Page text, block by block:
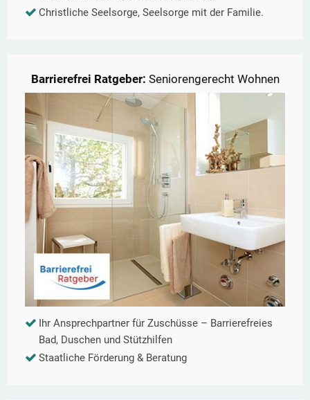
Christliche Seelsorge, Seelsorge mit der Familie.
Barrierefrei Ratgeber: Seniorengerecht Wohnen
Ihr Ansprechpartner für Zuschüsse – Barrierefreies
Bad, Duschen und Stützhilfen
Staatliche Förderung & Beratung